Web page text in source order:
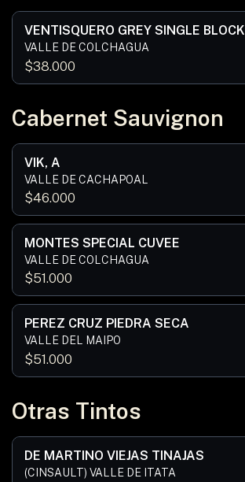
VENTISQUERO GREY SINGLE BLOCK
VALLE DE COLCHAGUA
$38.000
Cabernet Sauvignon
VIK, A
VALLE DE CACHAPOAL
$46.000
MONTES SPECIAL CUVEE
VALLE DE COLCHAGUA
$51.000
PEREZ CRUZ PIEDRA SECA
VALLE DEL MAIPO
$51.000
Otras Tintos
DE MARTINO VIEJAS TINAJAS
(CINSAULT) VALLE DE ITATA